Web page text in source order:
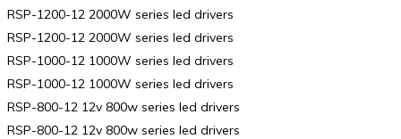
RSP-1200-12 2000W series led drivers
RSP-1200-12 2000W series led drivers
RSP-1000-12 1000W series led drivers
RSP-1000-12 1000W series led drivers
RSP-800-12 12v 800w series led drivers
RSP-800-12 12v 800w series led drivers